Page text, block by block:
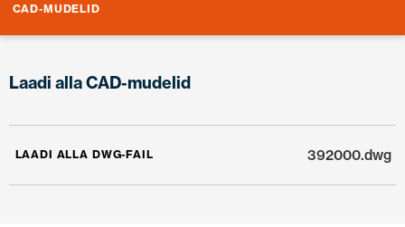
CAD-MUDELID
Laadi alla CAD-mudelid
LAADI ALLA DWG-FAIL 392000.dwg